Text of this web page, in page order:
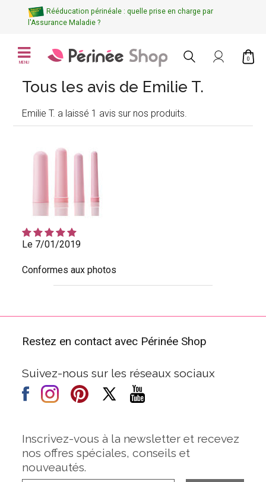
Rééducation périnéale : quelle prise en charge par
l'Assurance Maladie ?
MENU
0
Tous les avis de Emilie T.
Emilie T. a laissé 1 avis sur nos produits.
Le 7/01/2019
Conformes aux photos
Restez en contact avec Périnée Shop
Suivez-nous sur les réseaux sociaux
Inscrivez-vous à la newsletter et recevez
nos offres spéciales, conseils et
nouveautés.